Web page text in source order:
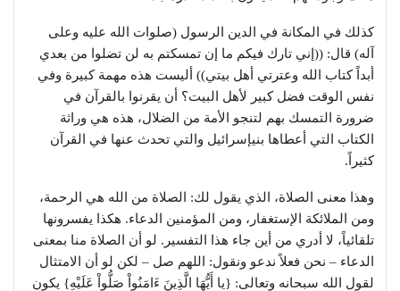
كذلك في المكانة في الدين الرسول (صلوات الله عليه وعلى
آله) قال: ((إني تارك فيكم ما إن تمسكتم به لن تضلوا من بعدي
أبداً كتاب الله وعترتي أهل بيتي)) أليست هذه مهمة كبيرة وفي
نفس الوقت فضل كبير لأهل البيت؟ أن يقرنوا بالقرآن في
ضرورة التمسك بهم لتنجو الأمة من الضلال، هذه هي وراثة
الكتاب التي أعطاها بنيإسرائيل والتي تحدث عنها في القرآن
كثيراً.
وهذا معنى الصلاة، الذي يقول لك: الصلاة من الله هي الرحمة،
ومن الملائكة الإستغفار، ومن المؤمنين الدعاء. هكذا يفسرونها
تلقائياً، لا أدري من أين جاء هذا التفسير. لو أن الصلاة منا بمعنى
الدعاء – نحن فعلاً ندعو ونقول: اللهم صل – لكن لو أن الامتثال
لقول الله سبحانه وتعالى: {يا أَيُّهَا الَّذِينَ ءَامَنُواْ صَلُّواْ عَلَيْهِ} يكون